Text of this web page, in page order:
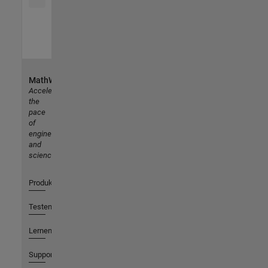
MathWorks
Accelerating
the
pace
of
engineering
and
science
Produkte
Testen oder Kaufen
Lernen
Support